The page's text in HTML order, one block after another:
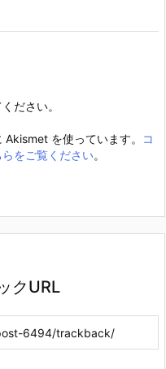
ださい。
を使っています。
コ
をご覧ください。
クURL